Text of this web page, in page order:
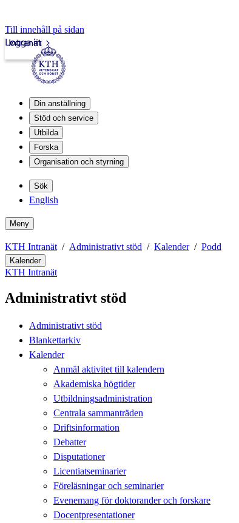
Till innehåll på sidan
Intranät
Logga in
Din anställning
Stöd och service
Utbilda
Forska
Organisation och styrning
Sök
English
Meny
KTH Intranät Administrativt stöd Kalender Podd
Kalender
KTH Intranät
Administrativt stöd
Administrativt stöd
Blankettarkiv
Kalender
Anmäl aktivitet till kalendern
Akademiska högtider
Utbildningsadministration
Centrala sammanträden
Driftsinformation
Debatter
Disputationer
Licentiatseminarier
Föreläsningar och seminarier
Evenemang för doktorander och forskare
Docentpresentationer